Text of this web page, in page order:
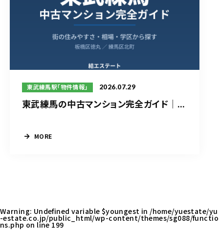
東武練馬駅「物件情報」 2026.07.29
東武練馬の中古マンション完全ガイド｜...
MORE
Warning: Undefined variable $youngest in /home/yuestate/yu
-estate.co.jp/public_html/wp-content/themes/sg088/functio
ns.php on line199